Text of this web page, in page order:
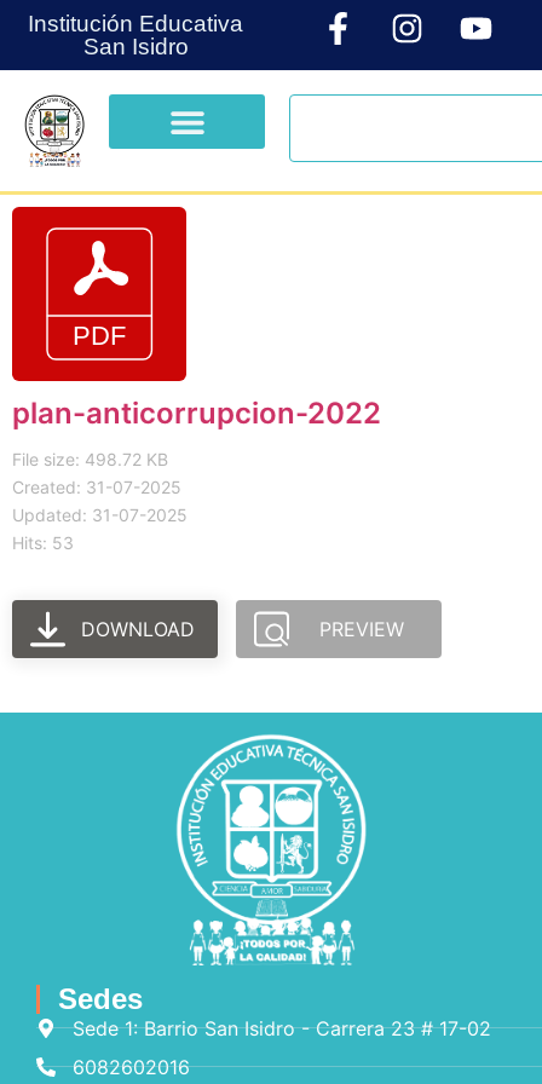
Institución Educativa
San Isidro
plan-anticorrupcion-2022
File size: 498.72 KB
Created: 31-07-2025
Updated: 31-07-2025
Hits: 53
DOWNLOAD PREVIEW
Sedes
Sede 1: Barrio San Isidro - Carrera 23 # 17-02
6082602016